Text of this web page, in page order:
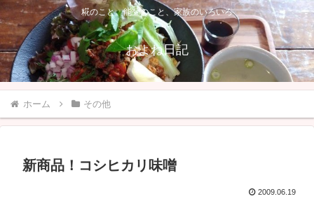
糀のこと、能登のこと、家族のいろいろ
およね日記
ホーム その他
新商品！コシヒカリ味噌
2009.06.19